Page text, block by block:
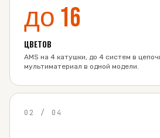
до 16
ЦВЕТОВ
AMS на 4 катушки, до 4 систем в
мультиматериал в одной модели.
02 / 04